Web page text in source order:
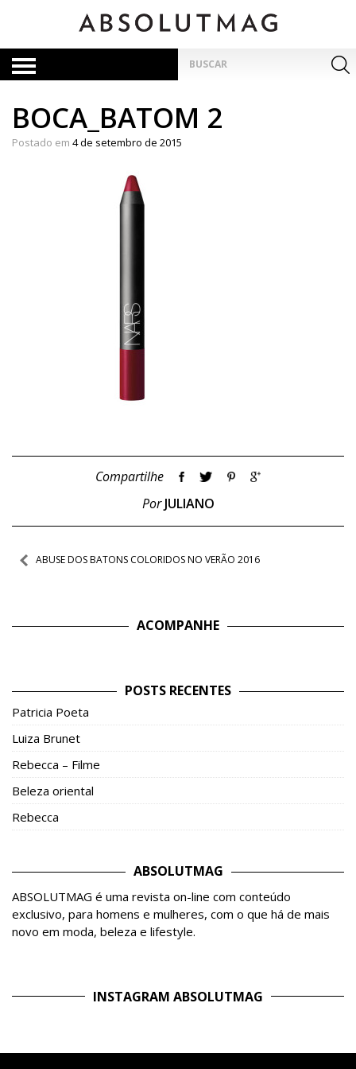
por:
BOCA_BATOM 2
Postado em 4 de setembro de 2015
Compartilhe
PorJULIANO
Navegação
ABUSE DOS BATONS COLORIDOS NO VERÃO 2016
ACOMPANHE
POSTS RECENTES
Patricia Poeta
Luiza Brunet
Rebecca – Filme
Beleza oriental
Rebecca
ABSOLUTMAG
ABSOLUTMAG é uma revista on-line com conteúdo
exclusivo, para homens e mulheres, com o que há de mais
novo em moda, beleza e lifestyle.
INSTAGRAM ABSOLUTMAG